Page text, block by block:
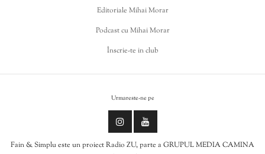
Editoriale Mihai Morar
Podcast cu Mihai Morar
Înscrie-te in club
Urmareste-ne pe
Fain & Simplu este un proiect Radio ZU, parte a GRUPUL MEDIA CAMINA